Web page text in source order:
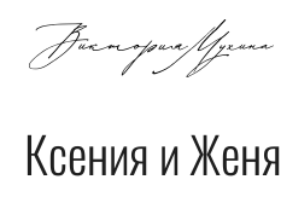
Ксения и Женя